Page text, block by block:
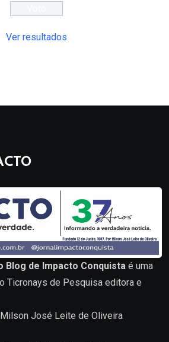
Ver resultados
Blog de Impacto Conquista é uma
Ticronays de Pesquisa editora e
José Leite de Oliveira